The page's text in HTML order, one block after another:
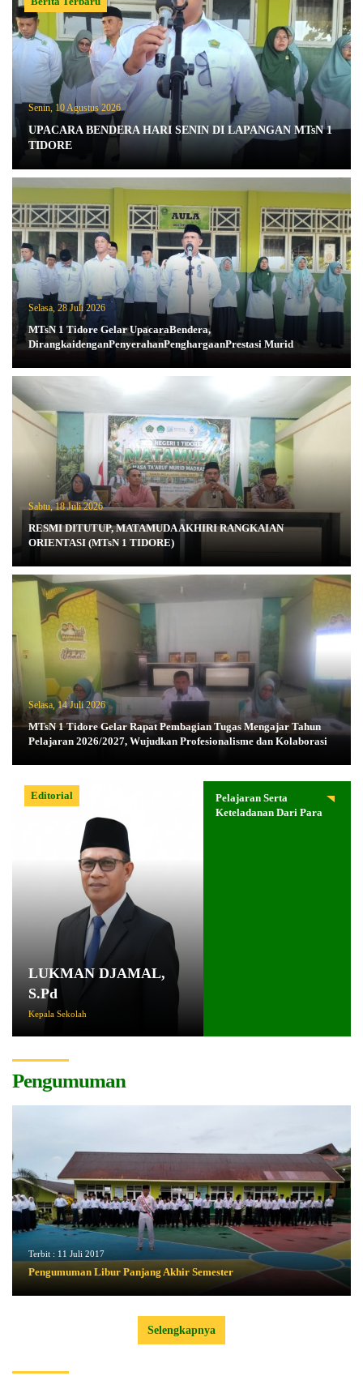
Senin, 10 Agustus 2026
UPACARA BENDERA HARI SENIN DI LAPANGAN MTsN 1
TIDORE
Selasa, 28 Juli 2026
MTsN 1 Tidore Gelar UpacaraBendera,
DirangkaidenganPenyerahanPenghargaanPrestasi Murid
Sabtu, 18 Juli 2026
RESMI DITUTUP, MATAMUDA AKHIRI RANGKAIAN
ORIENTASI (MTsN 1 TIDORE)
Selasa, 14 Juli 2026
MTsN 1 Tidore Gelar Rapat Pembagian Tugas Mengajar Tahun
Pelajaran 2026/2027, Wujudkan Profesionalisme dan Kolaborasi
Editorial
LUKMAN DJAMAL,
S.Pd
Kepala Sekolah
Pelajaran Serta
Keteladanan Dari Para
Pengumuman
Terbit : 11 Juli 2017
Pengumuman Libur Panjang Akhir Semester
Selengkapnya